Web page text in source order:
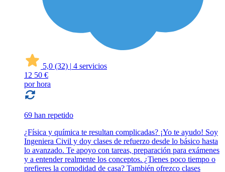
5,0 (32) | 4 servicios
12 50 €
por hora
69 han repetido
¿Física y química te resultan complicadas? ¡Yo te ayudo! Soy
Ingeniera Civil y doy clases de refuerzo desde lo básico hasta
lo avanzado. Te apoyo con tareas, preparación para exámenes
y a entender realmente los conceptos. ¿Tienes poco tiempo o
prefieres la comodidad de casa? También ofrezco clases